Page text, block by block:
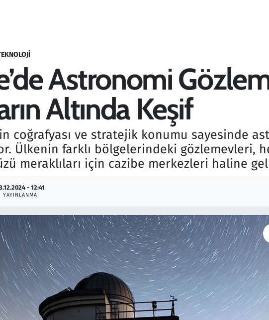
Astronomi
Altında Keşif
coğrafyası ve stratejik konumu sayesinde
Ülkenin farklı bölgelerindeki gözlemevleri,
meraklıları için cazibe merkezleri haline
- 12:41
YAYINLANMA